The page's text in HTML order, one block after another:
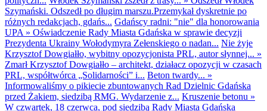
Szymański. Odszedł po długim marszu.Przemykał dyskretnie po
różnych redakcjach, gdańs... Gdańscy radni: "nie" dla honorowania
UPA » Oświadczenie Rady Miasta Gdańska w sprawie decyzji
Prezydenta Ukrainy Wołodymyra Zełenskiego o nadan... Nie żyje
Krzysztof Dowgiałło, wybitny opozycjonista PRL, autor słynnej... »
Zmarł Krzysztof Dowgiałło – architekt, działacz opozycji w czasach
PRL, współtwórca „Solidarności” i... Beton twardy... »
Informowaliśmy o pikiecie zbuntowanych Rad Dzielnic Gdańska
przed Żakiem, siedzibą RMG. Wydarzenie z... Kruszenie betonu »
W czwartek, 18 czerwca, pod siedzibą Rady Miasta Gdańska